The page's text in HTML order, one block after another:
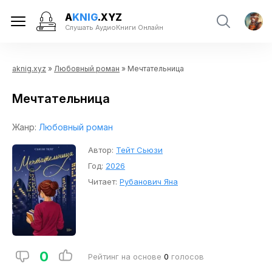
AKNIG.XYZ
Слушать АудиоКниги Онлайн
aknig.xyz » Любовный роман » Мечтательница
Мечтательница
Жанр: Любовный роман
Автор: Тейт Сьюзи
Год: 2026
Читает: Рубанович Яна
0 Рейтинг на основе 0 голосов